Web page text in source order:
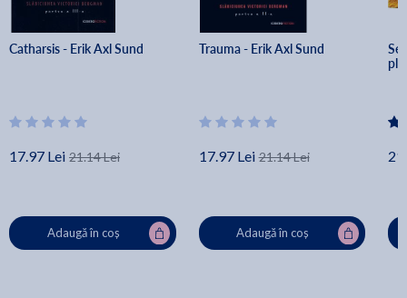
Catharsis - Erik Axl Sund
17.97 Lei 21.14 Lei
Adaugă în coș
Trauma - Erik Axl Sund
17.97 Lei 21.14 Lei
Adaugă în coș